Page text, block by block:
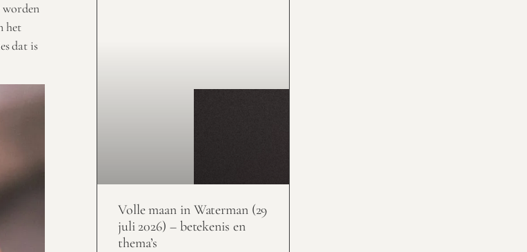
worden
het
dat is
Volle maan in Waterman (29
juli 2026) – betekenis en
thema’s